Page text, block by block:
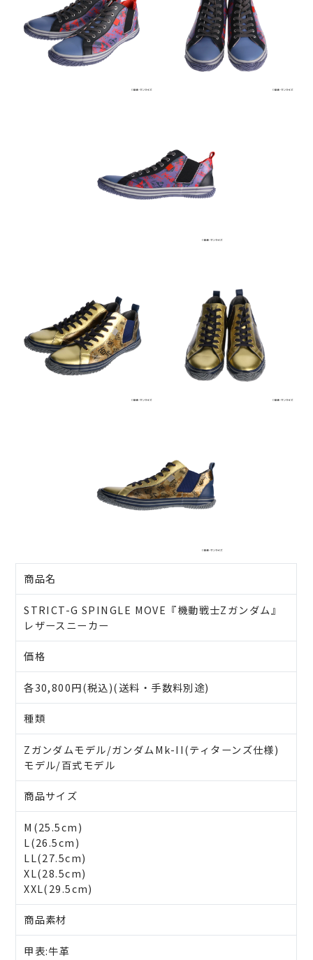
商品名
STRICT-G SPINGLE MOVE『機動戦士Zガンダム』
レザースニーカー
価格
各30,800円(税込)(送料・手数料別途)
種類
Zガンダムモデル/ガンダムMk-II(ティターンズ仕様)
モデル/百式モデル
商品サイズ
M(25.5cm)
L(26.5cm)
LL(27.5cm)
XL(28.5cm)
XXL(29.5cm)
商品素材
甲表:牛革